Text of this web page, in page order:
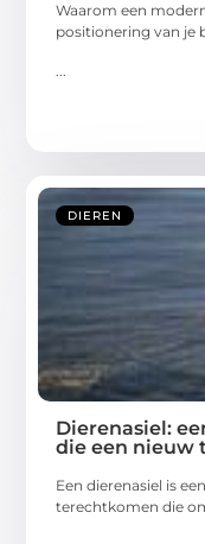
Waarom een
positionering van je
DIEREN
Dierenasiel:
die een nieuw
Een dierenasiel is
terechtkomen die